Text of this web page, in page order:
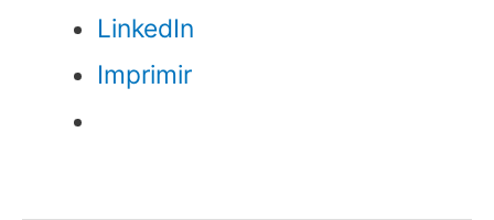
LinkedIn
Imprimir